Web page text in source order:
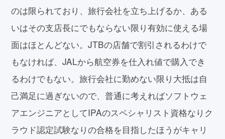
のは限られており、旅行会社を立ち上げるか、ある
いはその支店長にでもならない限り有効に使える場
面はほとんどない。JTBの店舗で割引されるわけで
もなければ、JALから航空券を仕入れ値で購入でき
るわけでもない。旅行会社に勤めない限り大抵は自
己満足に過ぎないので、普通に考えればソフトウェ
アエンジニアとしてIPAのスペシャリスト資格なりク
ラウド認定試験なりの合格を目指したほうがキャリ